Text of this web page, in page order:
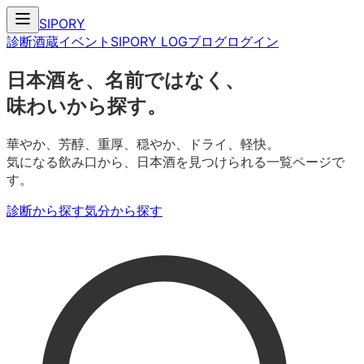
SIPORY
診断酒蔵イベント SIPORY LOGブログログイン
日本酒を、名前ではなく、
味わいから探す。
華やか、芳醇、重厚、穏やか、ドライ、軽快。
気になる飲み口から、日本酒を見つけられる一覧ページで
す。
診断から探す気分から探す